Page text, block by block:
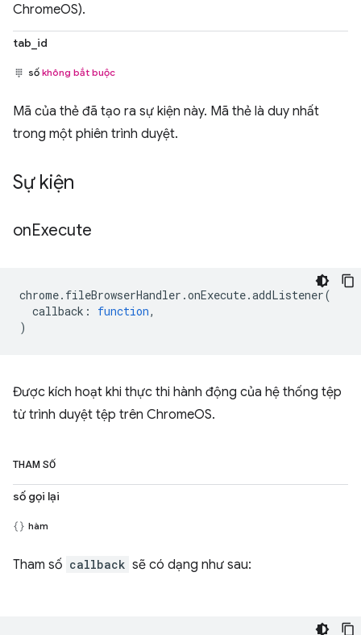
ChromeOS).
tab_id
số không bắt buộc
Mã của thẻ đã tạo ra sự kiện này. Mã thẻ là duy nhất
trong một phiên trình duyệt.
Sự kiện
onExecute
chrome. fileBrowserHandler .onExecute.addListener(
callback : function,
)
Được kích hoạt khi thực thi hành động của hệ thống tệp
từ trình duyệt tệp trên ChromeOS.
THAM SỐ
số gọi lại
hàm
Tham số callback sẽ có dạng như sau: